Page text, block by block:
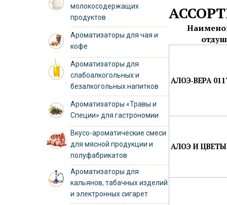
молокосодержащих
продуктов
Ароматизаторы для чая и
кофе
Ароматизаторы для
слабоалкогольных и
безалкогольных напитков
Ароматизаторы «Травы и
Специи» для гастрономии
Вкусо-ароматические смеси
для мясной продукции и
полуфабрикатов
Ароматизаторы для
кальянов, табачных изделий
и электронных сигарет
АЛОЭ‑ВЕРА
АЛОЭ И ЦВЕТЫ